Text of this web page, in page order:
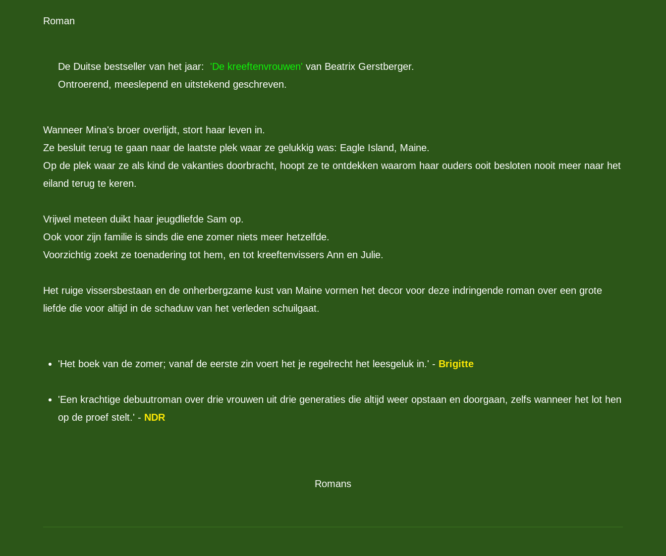
Roman
De Duitse bestseller van het jaar: 'De kreeftenvrouwen' van Beatrix Gerstberger.
Ontroerend, meeslepend en uitstekend geschreven.
Wanneer Mina's broer overlijdt, stort haar leven in.
Ze besluit terug te gaan naar de laatste plek waar ze gelukkig was: Eagle Island, Maine.
Op de plek waar ze als kind de vakanties doorbracht, hoopt ze te ontdekken waarom haar ouders ooit besloten nooit meer naar het
eiland terug te keren.
Vrijwel meteen duikt haar jeugdliefde Sam op.
Ook voor zijn familie is sinds die ene zomer niets meer hetzelfde.
Voorzichtig zoekt ze toenadering tot hem, en tot kreeftenvissers Ann en Julie.
Het ruige vissersbestaan en de onherbergzame kust van Maine vormen het decor voor deze indringende roman over een grote
liefde die voor altijd in de schaduw van het verleden schuilgaat.
'Het boek van de zomer; vanaf de eerste zin voert het je regelrecht het leesgeluk in.' - Brigitte
'Een krachtige debuutroman over drie vrouwen uit drie generaties die altijd weer opstaan en doorgaan, zelfs wanneer het lot hen
op de proef stelt.' - NDR
Romans